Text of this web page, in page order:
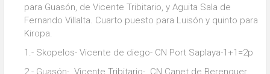
para Guasón, de Vicente Tribitario, y Aguita Sala de
Fernando Villalta. Cuarto puesto para Luisón y quinto para
Kiropa.
1.- Skopelos- Vicente de diego- CN Port Saplaya-1+1=2p
2.- Guasón- Vicente Tribitario- CN Canet de Berenguer